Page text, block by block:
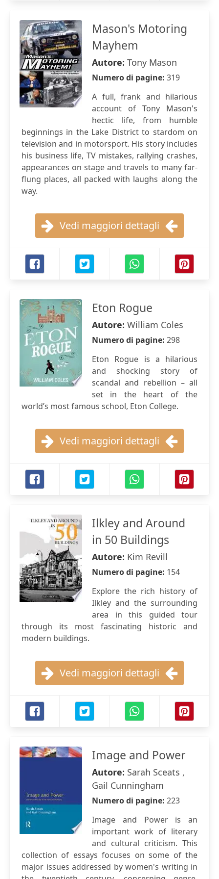
Mason's Motoring
Mayhem
Autore: Tony Mason
Numero di pagine: 319
A full, frank and hilarious
account of Tony Mason's
hectic life, from humble
beginnings in the Lake District to stardom on
television and in motorsport. His story includes
his business life, TV mistakes, rallying crashes,
appearances on stage and travels to many far-
flung places, all packed with laughs along the
way.
Vedi maggiori dettagli
Eton Rogue
Autore: William Coles
Numero di pagine: 298
Eton Rogue is a hilarious
and shocking story of
scandal and rebellion – all
set in the heart of the
world’s most famous school, Eton College.
Vedi maggiori dettagli
Ilkley and Around
in 50 Buildings
Autore: Kim Revill
Numero di pagine: 154
Explore the rich history of
Ilkley and the surrounding
area in this guided tour
through its most fascinating historic and
modern buildings.
Vedi maggiori dettagli
Image and Power
Autore: Sarah Sceats ,
Gail Cunningham
Numero di pagine: 223
Image and Power is an
important work of literary
and cultural criticism. This
collection of essays focuses on some of the
major issues addressed by women's writing in